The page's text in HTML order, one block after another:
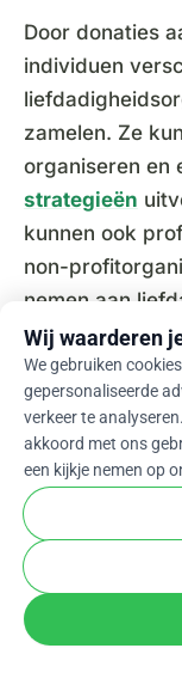
Door donaties
individuen
zamelen. Ze
organiseren en
strategieën
kunnen ook
non-
nemen aan
worden gedaan
vrijwilligerswerk
om te
ten
Je kunt tijdens
campagne
online te
Wij waarderen
We gebruiken
gepersonaliseerde
verkeer te
akkoord met ons
een kijkje nemen op